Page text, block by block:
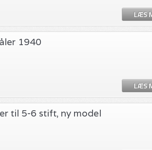
1940
til 5-6 stift, ny model